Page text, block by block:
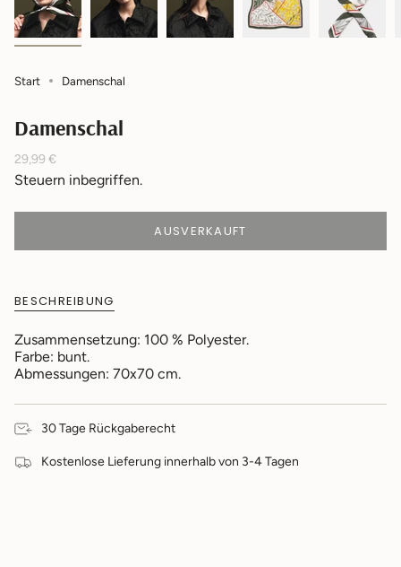
Start Damenschal
Damenschal
Regulärer
Preis
29,99 €
Steuern inbegriffen.
AUSVERKAUFT
BESCHREIBUNG
Zusammensetzung: 100 % Polyester.
Farbe: bunt.
Abmessungen: 70x70 cm.
30 Tage Rückgaberecht
Kostenlose Lieferung innerhalb von 3-4 Tagen